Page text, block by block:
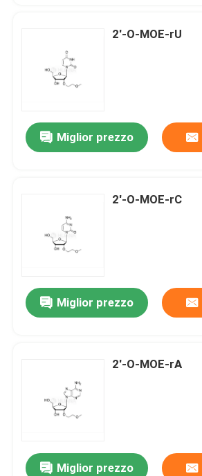
2'-O-MOE-rU
Miglior prezzo
2'-O-MOE-rC
Miglior prezzo
2'-O-MOE-rA
Miglior prezzo